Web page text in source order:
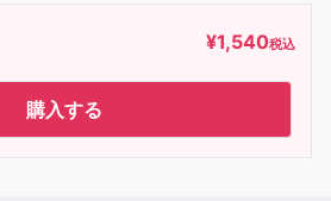
¥1,540税込
購入する